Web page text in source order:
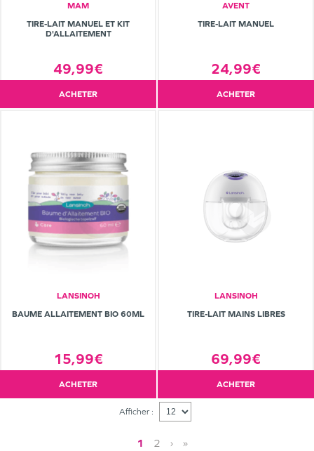
MAM
TIRE-LAIT MANUEL ET KIT
D'ALLAITEMENT
49,99€
ACHETER
AVENT
TIRE-LAIT MANUEL
24,99€
ACHETER
LANSINOH
BAUME ALLAITEMENT BIO 60ML
15,99€
ACHETER
LANSINOH
TIRE-LAIT MAINS LIBRES
69,99€
ACHETER
Afficher :
1 2 › »